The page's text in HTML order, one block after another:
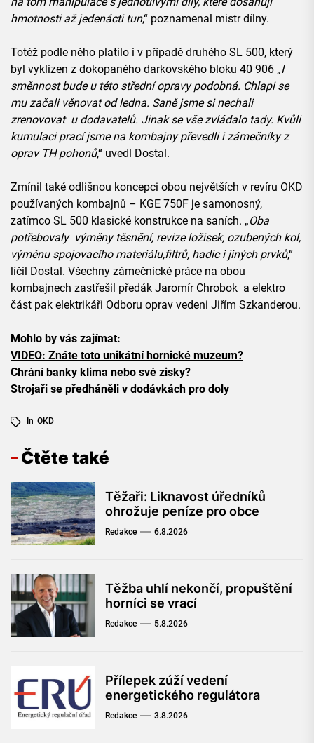
hmotnosti až jedenácti tun,“ poznamenal mistr dílny.
Totéž podle něho platilo i v případě druhého SL 500, který
byl vyklizen z dokopaného darkovského bloku 40 906 „I
směnnost bude u této střední opravy podobná. Chlapi se
mu začali věnovat od ledna. Saně jsme si nechali
zrenovovat u dodavatelů. Jinak se vše zvládalo tady. Kvůli
kumulaci prací jsme na kombajny převedli i zámečníky z
oprav TH pohonů,“ uvedl Dostal.
Zmínil také odlišnou koncepci obou největších v revíru OKD
používaných kombajnů – KGE 750F je samonosný,
zatímco SL 500 klasické konstrukce na saních. „Oba
potřebovaly výměny těsnění, revize ložisek, ozubených kol,
výměnu spojovacího materiálu,filtrů, hadic i jiných prvků,“
líčil Dostal. Všechny zámečnické práce na obou
kombajnech zastřešil předák Jaromír Chrobok a elektro
část pak elektrikáři Odboru oprav vedeni Jiřím Szkanderou.
Mohlo by vás zajímat:
VIDEO: Znáte toto unikátní hornické muzeum?
Chrání banky klima nebo své zisky?
Strojaři se předháněli v dodávkách pro doly
In OKD
Čtěte také
Těžaři: Liknavost úředníků
ohrožuje peníze pro obce
Redakce 6.8.2026
Těžba uhlí nekončí, propuštění
horníci se vrací
Redakce 5.8.2026
Přílepek zúží vedení
energetického regulátora
Redakce 3.8.2026